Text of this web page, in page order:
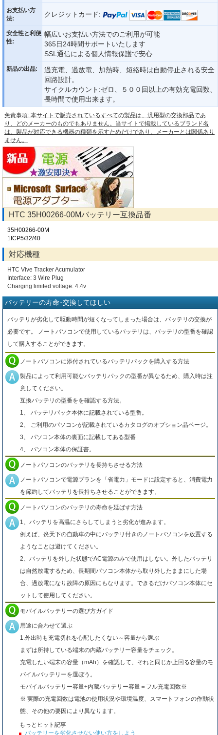
お支払い方
法:
クレジットカード:
安全性と利便
性:
幅広いお支払い方法でのご利用が可能
365日24時間サポートいたします
SSL通信による個人情報保護で安心
新品の出品:
過充電、過放電、加熱時、短絡時は自動停止される安全
回路設計。
サイクルカウント:ゼロ、５００回以上の有効充電回数、
長時間で使用出来ます。
免責事項: 本サイトで販売されているすべての製品は、汎用型の交換部品であ
り、どのメーカーのものでもありません。当サイトで掲載しているブランド名
は、製品が対応できる機器の種類を示すためだけであり、メーカーとは関係あり
ません。
HTC 35H00266-00Mバッテリー互換品番
35H00266-00M
1ICP5/32/40
対応機種
HTC Vive Tracker Acumulator
Interface: 3 Wire Plug
Charging limited voltage: 4.4v
バッテリーの寿命･交換してほしい
バッテリが劣化して駆動時間が短くなってしまった場合は、バッテリの交換が
必要です。 ノートパソコンで使用しているバッテリは、バッテリの型番を確認
して購入することができます。
ノートパソコンに添付されているバッテリパックを購入する方法
製品によって利用可能なバッテリパックの型番が異なるため、購入時は注
意してください。
互換バッテリの型番をを確認する方法。
1、 バッテリパック本体に記載されている型番。
2、 ご利用のパソコンが記載されているカタログのオプション品ページ。
3、 パソコン本体の裏面に記載してある型番
4、 パソコン本体の保証書。
ノートパソコンのバッテリを長持ちさせる方法
ノートパソコンで電源プランを「省電力」モードに設定すると、消費電力
を節約してバッテリを長持ちさせることができます。
ノートパソコンのバッテリの寿命を延ばす方法
1、バッテリを高温にさらしてしまうと劣化が進みます。
例えば、炎天下の自動車の中にバッテリ付きのノートパソコンを放置する
ようなことは避けてください。
2、バッテリを外した状態でAC電源のみで使用はしない。外したバッテリ
は自然放電するため、長期間パソコン本体から取り外したままにした場
合、過放電になり故障の原因にもなります。できるだけパソコン本体にセ
ットして使用してください。
モバイルバッテリーの選び方ガイド
用途に合わせて選ぶ
1.外出時も充電切れを心配したくない～容量から選ぶ
まずは所持している端末の内蔵バッテリー容量をチェック。
充電したい端末の容量（mAh）を確認して、それと同じか上回る容量のモ
バイルバッテリーを選ぼう。
モバイルバッテリー容量÷内蔵バッテリー容量＝フル充電回数※
※ 実際の充電回数は電池の使用状況や環境温度、スマートフォンの作動状
態、その他の要因により異なります。
もっとヒット記事
バッテリーを劣化させない使い方をしよう